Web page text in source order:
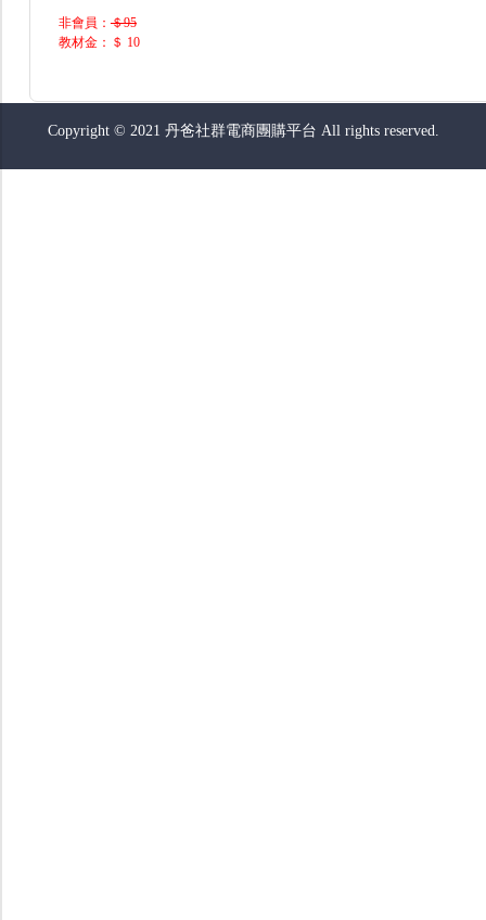
非會員：＄95
教材金：＄ 10
Copyright © 2021 丹爸社群電商團購平台 All rights reserved.